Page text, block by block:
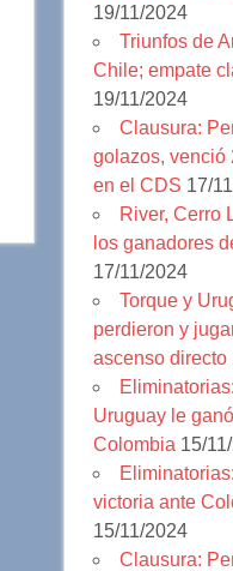
19/11/2024
Triunfos de
Chile; empate
19/11/2024
Clausura:
golazos, venció
en el CDS 17/
River, Cerro
los ganadores
17/11/2024
Torque y
perdieron y
ascenso directo
Uruguay le
Colombia 15/
victoria ante
15/11/2024
Clausura: